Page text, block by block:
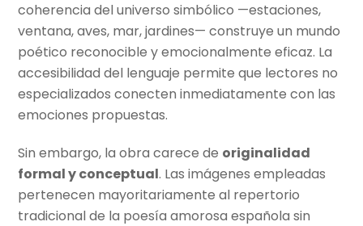
coherencia del universo simbólico —estaciones,
ventana, aves, mar, jardines— construye un mundo
poético reconocible y emocionalmente eficaz. La
accesibilidad del lenguaje permite que lectores no
especializados conecten inmediatamente con las
emociones propuestas.
Sin embargo, la obra carece de originalidad
formal y conceptual. Las imágenes empleadas
pertenecen mayoritariamente al repertorio
tradicional de la poesía amorosa española sin